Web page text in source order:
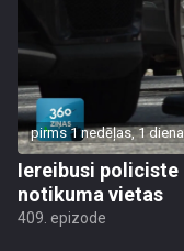
pirms 1 nedēļas, 1
Iereibusi policiste
notikuma vietas
409. epizode